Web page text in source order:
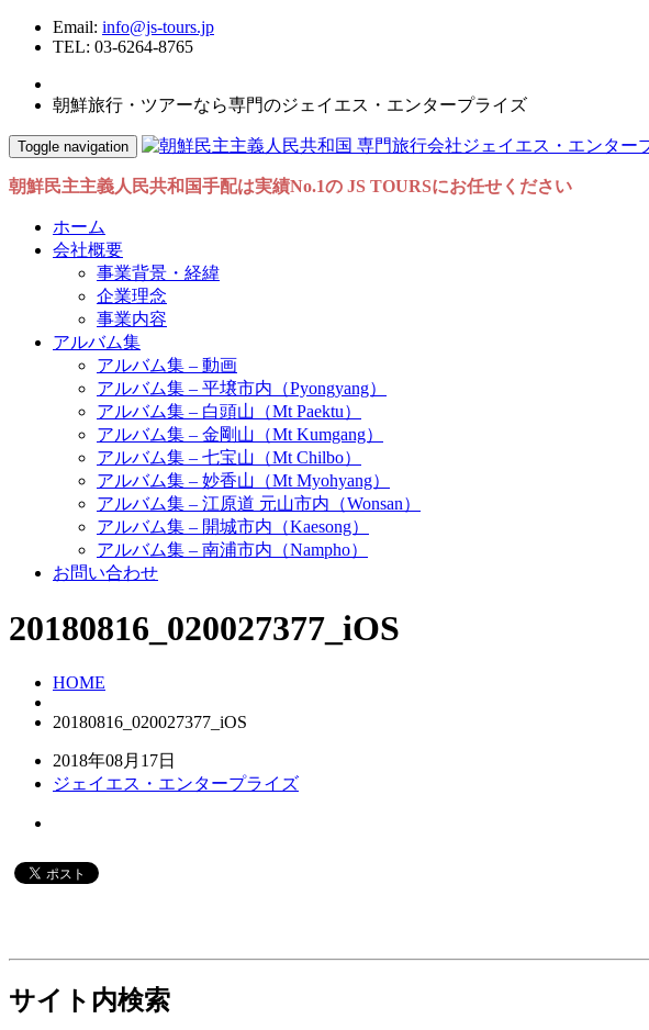
Email: info@js-tours.jp
TEL: 03-6264-8765
朝鮮旅行・ツアーなら専門のジェイエス・エンタープライズ
Toggle navigation
朝鮮民主主義人民共和国手配は実績No.1の JS TOURSにお任せください
ホーム
会社概要
事業背景・経緯
企業理念
事業内容
アルバム集
アルバム集 – 動画
アルバム集 – 平壌市内（Pyongyang）
アルバム集 – 白頭山（Mt Paektu）
アルバム集 – 金剛山（Mt Kumgang）
アルバム集 – 七宝山（Mt Chilbo）
アルバム集 – 妙香山（Mt Myohyang）
アルバム集 – 江原道 元山市内（Wonsan）
アルバム集 – 開城市内（Kaesong）
アルバム集 – 南浦市内（Nampho）
お問い合わせ
20180816_020027377_iOS
HOME
20180816_020027377_iOS
2018年08月17日
ジェイエス・エンタープライズ
サイト内検索